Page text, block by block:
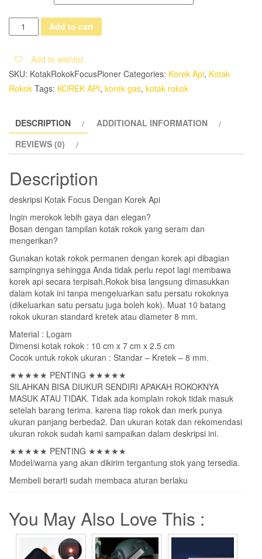
KOTAK
FOCUS
Add to cart
Add to wishlist
SKU: KotakRokokFocusPioner Categories: Korek Api, Kotak
Rokok Tags: KOREK API, korek gas, kotak rokok
DESCRIPTION
ADDITIONAL INFORMATION
REVIEWS (0)
Description
deskripsi Kotak Focus Dengan Korek Api
Ingin merokok lebih gaya dan elegan?
Bosan dengan tampilan kotak rokok yang seram dan
mengerikan?
Gunakan kotak rokok permanen dengan korek api dibagian
sampingnya sehingga Anda tidak perlu repot lagi membawa
korek api secara terpisah,Rokok bisa langsung dimasukkan
dalam kotak ini tanpa mengeluarkan satu persatu rokoknya
(dikeluarkan satu persatu juga boleh kok). Muat 10 batang
rokok ukuran standard kretek atau diameter 8 mm.
Material : Logam
Dimensi kotak rokok : 10 cm x 7 cm x 2.5 cm
Cocok untuk rokok ukuran : Standar – Kretek – 8 mm.
★★★★★ PENTING ★★★★★
SILAHKAN BISA DIUKUR SENDIRI APAKAH ROKOKNYA
MASUK ATAU TIDAK. Tidak ada komplain rokok tidak masuk
setelah barang terima. karena tiap rokok dan merk punya
ukuran panjang berbeda2. Dan ukuran kotak dan rekomendasi
ukuran rokok sudah kami sampaikan dalam deskripsi ini.
★★★★★ PENTING ★★★★★
Model/warna yang akan dikirim tergantung stok yang tersedia.
Membeli berarti sudah membaca aturan berlaku
You May Also Love This :